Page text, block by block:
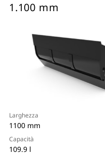
1.100 mm
Larghezza
1100 mm
Capacità
109.9 l